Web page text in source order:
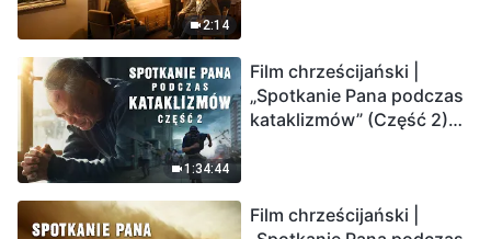
2:14
1:34:44
Film chrześcijański |
„Spotkanie Pana podczas
kataklizmów” (Część 2)
Ludzkość weszła w
Film chrześcijański |